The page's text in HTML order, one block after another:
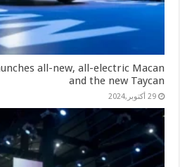
all-new, all-electric Macan
and the new Taycan
29 أكتوبر,2024